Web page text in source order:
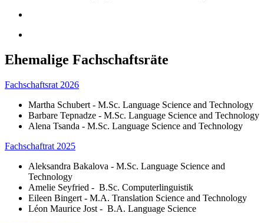
Ehemalige Fachschaftsräte
Fachschaftsrat 2026
Martha Schubert - M.Sc. Language Science and Technology
Barbare Tepnadze - M.Sc. Language Science and Technology
Alena Tsanda - M.Sc. Language Science and Technology
Fachschaftrat 2025
Aleksandra Bakalova - M.Sc. Language Science and
Technology
Amelie Seyfried - B.Sc. Computerlinguistik
Eileen Bingert - M.A. Translation Science and Technology
Léon Maurice Jost - B.A. Language Science